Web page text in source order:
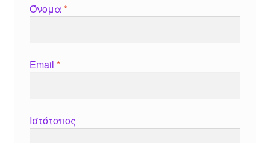
Όνομα *
Email *
Ιστότοπος